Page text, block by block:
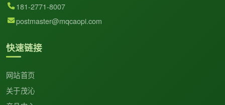
181-2771-8007
postmaster@mqcaopi.com
快速链接
网站首页
关于茂沁